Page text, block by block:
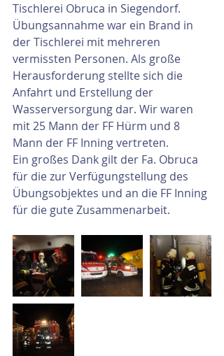
Tischlerei Obruca in Siegendorf.
Übungsannahme war ein Brand in
der Tischlerei mit mehreren
vermissten Personen. Als große
Herausforderung stellte sich die
Anfahrt und Erstellung der
Wasserversorgung dar. Wir waren
mit 25 Mann der FF Hürm und 8
Mann der FF Inning vertreten.
Ein großes Dank gilt der Fa. Obruca
für die zur Verfügungstellung des
Übungsobjektes und an die FF Inning
für die gute Zusammenarbeit.